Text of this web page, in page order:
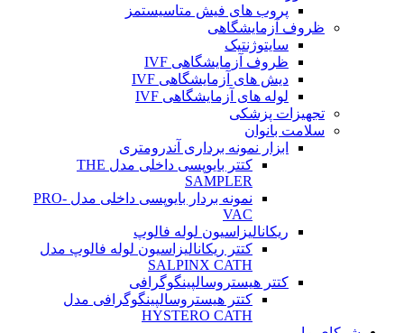
پروب های فیش متاسیستمز
ظروف آزمایشگاهی
سایتوژنتیک
ظروف آزمایشگاهی IVF
دیش های آزمایشگاهی IVF
لوله های آزمایشگاهی IVF
تجهیزات پزشکی
سلامت بانوان
ابزار نمونه برداری آندرومتری
کتتر بایوپسی داخلی مدل THE
SAMPLER
نمونه بردار بایوپسی داخلی مدل PRO-
VAC
ریکانالیزاسیون لوله فالوپ
کتتر ریکانالیزاسیون لوله فالوپ مدل
SALPINX CATH
کتتر هیستروسالپینگوگرافی
کتتر هیستروسالپینگوگرافی مدل
HYSTERO CATH